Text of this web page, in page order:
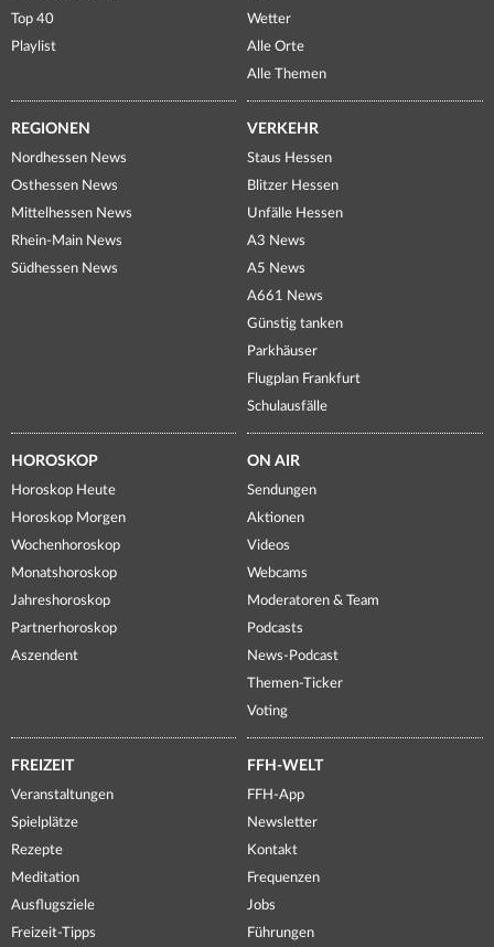
Top 40
Playlist
Wetter
Alle Orte
Alle Themen
REGIONEN
Nordhessen News
Osthessen News
Mittelhessen News
Rhein-Main News
Südhessen News
VERKEHR
Staus Hessen
Blitzer Hessen
Unfälle Hessen
A3 News
A5 News
A661 News
Günstig tanken
Parkhäuser
Flugplan Frankfurt
Schulausfälle
HOROSKOP
Horoskop Heute
Horoskop Morgen
Wochenhoroskop
Monatshoroskop
Jahreshoroskop
Partnerhoroskop
Aszendent
ON AIR
Sendungen
Aktionen
Videos
Webcams
Moderatoren & Team
Podcasts
News-Podcast
Themen-Ticker
Voting
FREIZEIT
Veranstaltungen
Spielplätze
Rezepte
Meditation
Ausflugsziele
Freizeit-Tipps
FFH-WELT
FFH-App
Newsletter
Kontakt
Frequenzen
Jobs
Führungen